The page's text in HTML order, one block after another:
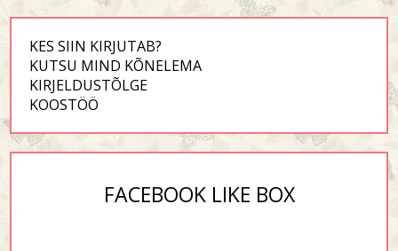
KES SIIN KIRJUTAB?
KUTSU MIND KÕNELEMA
KIRJELDUSTÕLGE
KOOSTÖÖ
FACEBOOK LIKE BOX